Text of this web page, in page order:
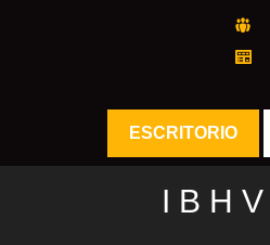
ESCRITORIO
I B H